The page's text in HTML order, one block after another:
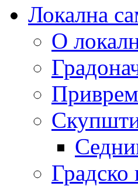
Локална
О
Градско